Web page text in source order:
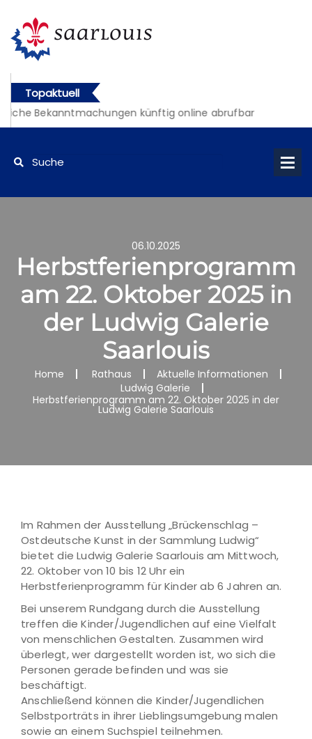
Topaktuell
Bekanntmachungen künftig online abrufbar
06.10.2025
Herbstferienprogramm
am 22. Oktober 2025 in
der Ludwig Galerie
Saarlouis
Home Rathaus
Aktuelle Informationen
Ludwig Galerie
Herbstferienprogramm am 22. Oktober 2025 in der
Ludwig Galerie Saarlouis
Im Rahmen der Ausstellung „Brückenschlag –
Ostdeutsche Kunst in der Sammlung Ludwig“
bietet die Ludwig Galerie Saarlouis am Mittwoch,
22. Oktober von 10 bis 12 Uhr ein
Herbstferienprogramm für Kinder ab 6 Jahren an.
Bei unserem Rundgang durch die Ausstellung
treffen die Kinder/Jugendlichen auf eine Vielfalt
von menschlichen Gestalten. Zusammen wird
überlegt, wer dargestellt worden ist, wo sich die
Personen gerade befinden und was sie
beschäftigt.
Anschließend können die Kinder/Jugendlichen
Selbstporträts in ihrer Lieblingsumgebung malen
sowie an einem Suchspiel teilnehmen.